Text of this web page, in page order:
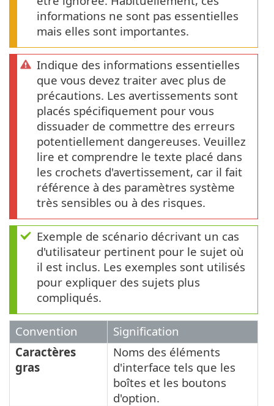
informations ne sont pas essentielles
mais elles sont importantes.
Indique des informations essentielles
que vous devez traiter avec plus de
précautions. Les avertissements sont
placés spécifiquement pour vous
dissuader de commettre des erreurs
potentiellement dangereuses. Veuillez
lire et comprendre le texte placé dans
les crochets d'avertissement, car il fait
référence à des paramètres système
très sensibles ou à des risques.
Exemple de scénario décrivant un cas
d'utilisateur pertinent pour le sujet où
il est inclus. Les exemples sont utilisés
pour expliquer des sujets plus
compliqués.
Convention
Signification
Caractères
gras
Noms des éléments
d'interface tels que les
boîtes et les boutons
d'option.